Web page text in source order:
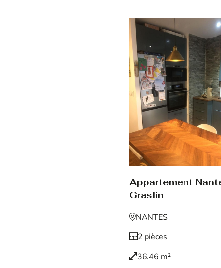
Appartement
Graslin
NANTES
2 pièces
36.46 m²